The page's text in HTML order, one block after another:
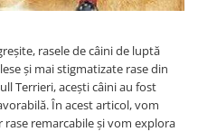
rasele de câini de luptă
și mai stigmatizate rase din
Terrieri, acești câini au fost
În acest articol, vom
remarcabile și vom explora